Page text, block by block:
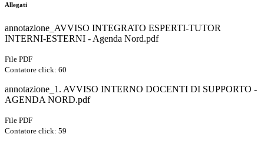
Allegati
annotazione_AVVISO INTEGRATO ESPERTI-TUTOR
INTERNI-ESTERNI - Agenda Nord.pdf
File PDF
Contatore click: 60
annotazione_1. AVVISO INTERNO DOCENTI DI SUPPORTO -
AGENDA NORD.pdf
File PDF
Contatore click: 59